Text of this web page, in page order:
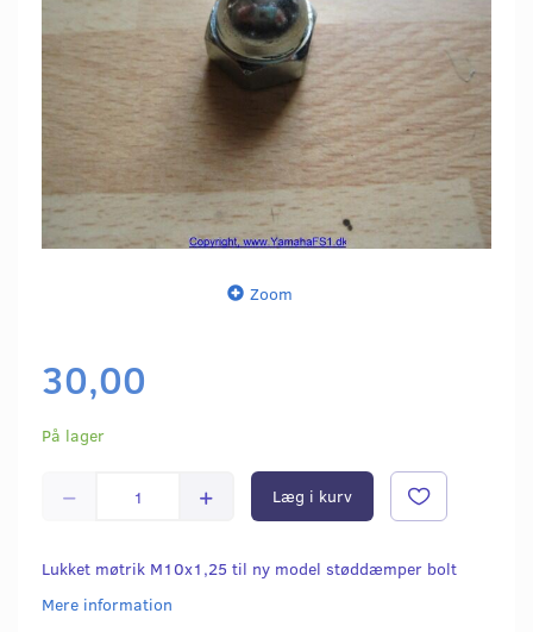
Zoom
30,00
På lager
Læg i kurv
Lukket møtrik M10x1,25 til ny model støddæmper bolt
Mere information